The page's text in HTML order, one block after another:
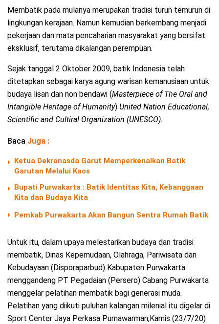
Membatik pada mulanya merupakan tradisi turun temurun di
lingkungan kerajaan. Namun kemudian berkembang menjadi
pekerjaan dan mata pencaharian masyarakat yang bersifat
eksklusif, terutama dikalangan perempuan.
Sejak tanggal 2 Oktober 2009, batik Indonesia telah
ditetapkan sebagai karya agung warisan kemanusiaan untuk
budaya lisan dan non bendawi (Masterpiece of The Oral and
Intangible Heritage of Humanity) United Nation Educational,
Scientific and Cultiral Organization (UNESCO).
Baca Juga :
Ketua Dekranasda Garut Memperkenalkan Batik
Garutan Melalui Kaos
Bupati Purwakarta : Batik Identitas Kita, Kebanggaan
Kita dan Budaya Kita
Pemkab Purwakarta Akan Bangun Sentra Rumah Batik
Untuk itu, dalam upaya melestarikan budaya dan tradisi
membatik, Dinas Kepemudaan, Olahraga, Pariwisata dan
Kebudayaan (Disporaparbud) Kabupaten Purwakarta
menggandeng PT Pegadaian (Persero) Cabang Purwakarta
menggelar pelatihan membatik bagi generasi muda.
Pelatihan yang diikuti puluhan kalangan milenial itu digelar di
Sport Center Jaya Perkasa Purnawarman,Kamis (23/7/20)